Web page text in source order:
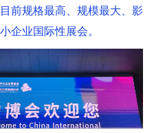
前规格最高、规模最大、影
企业国际性展会。